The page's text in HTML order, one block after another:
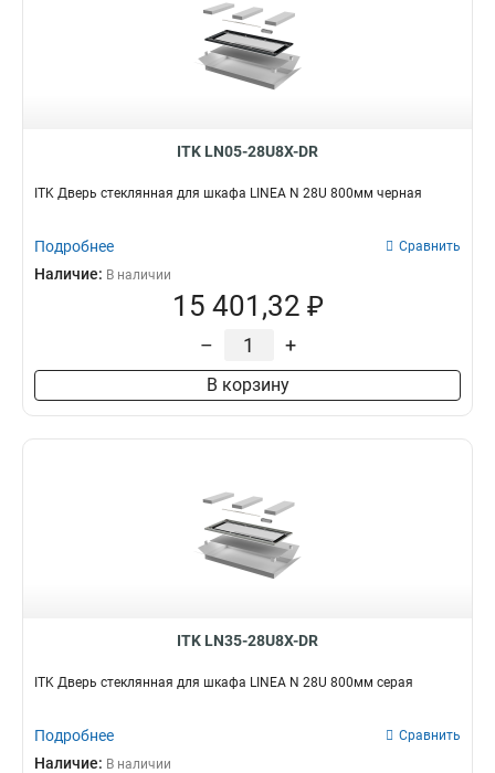
ITK LN05-28U8X-DR
ITK Дверь стеклянная для шкафа LINEA N 28U 800мм черная
Подробнее Сравнить
Наличие: В наличии
15 401,32 ₽
– +
В корзину
ITK LN35-28U8X-DR
ITK Дверь стеклянная для шкафа LINEA N 28U 800мм серая
Подробнее Сравнить
Наличие: В наличии